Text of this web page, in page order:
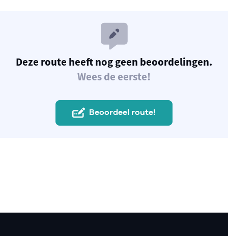
Deze route heeft nog geen beoordelingen.
Wees de eerste!
Beoordeel route!